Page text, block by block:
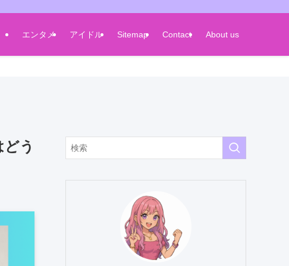
エンタメ アイドル Sitemap Contact About us
う